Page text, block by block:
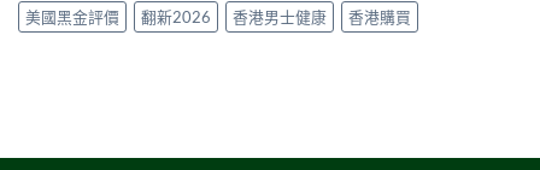
南〉
中
美國黑金評價
翻新2026 香港男士健康 香港購買